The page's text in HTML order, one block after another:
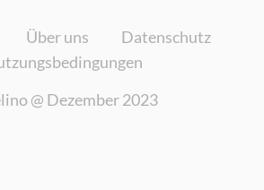
Über uns
Datenschutz
@ Dezember 2023